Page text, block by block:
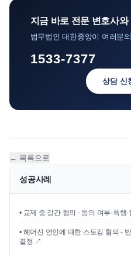
지금 바로 전문 변호사와
법무법인 대한중앙이 여러분
1533-7377
상담 신
← 목록으로
성공사례
• 교제 중 강간 혐의 - 동의 여부·폭행
• 헤어진 연인에 대한 스토킹 혐의 -
결정 ↗